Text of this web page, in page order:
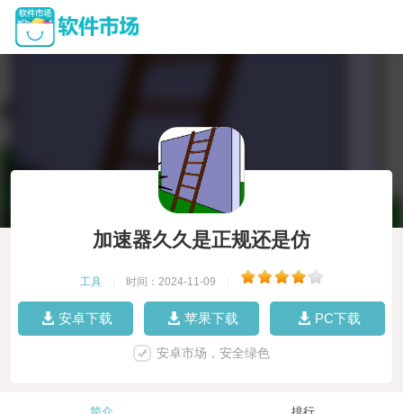
加速器久久是正规还是仿
工具 时间：2024-11-09
安卓下载 苹果下载 PC下载
安卓市场，安全绿色